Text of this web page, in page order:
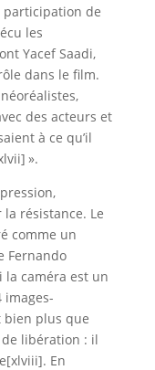
participation de
les
Yacef Saadi,
dans le film.
des acteurs et
à ce qu’il
».
résistance. Le
comme un
Fernando
la caméra est un
bien plus que
libération : il
En